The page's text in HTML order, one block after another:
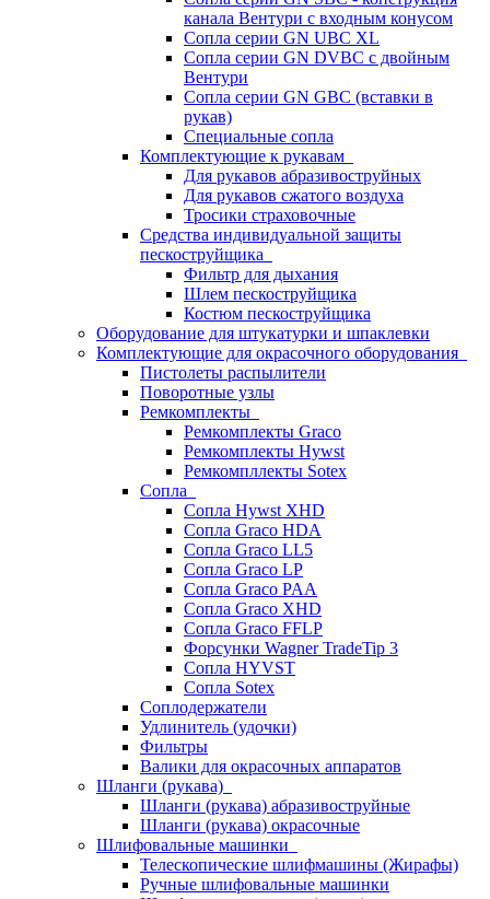
канала Вентури c входным конусом
Сопла серии GN UBC XL
Сопла серии GN DVBC с двойным
Вентури
Сопла серии GN GBC (вставки в
рукав)
Специальные сопла
Комплектующие к рукавам
Для рукавов абразивоструйных
Для рукавов сжатого воздуха
Тросики страховочные
Средства индивидуальной защиты
пескоструйщика
Фильтр для дыхания
Шлем пескоструйщика
Костюм пескоструйщика
Оборудование для штукатурки и шпаклевки
Комплектующие для окрасочного оборудования
Пистолеты распылители
Поворотные узлы
Ремкомплекты
Ремкомплекты Graco
Ремкомплекты Hywst
Ремкомпллекты Sotex
Сопла
Сопла Hywst XHD
Сопла Graco HDA
Сопла Graco LL5
Сопла Graco LP
Сопла Graco PAA
Сопла Graco XHD
Сопла Graco FFLP
Форсунки Wagner TradeTip 3
Сопла HYVST
Сопла Sotex
Соплодержатели
Удлинитель (удочки)
Фильтры
Валики для окрасочных аппаратов
Шланги (рукава)
Шланги (рукава) абразивоструйные
Шланги (рукава) окрасочные
Шлифовальные машинки
Телескопические шлифмашины (Жирафы)
Ручные шлифовальные машинки